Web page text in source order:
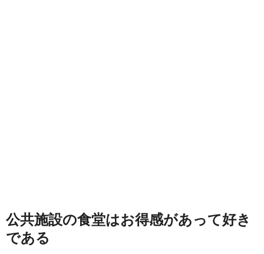
公共施設の食堂はお得感があって好き
である